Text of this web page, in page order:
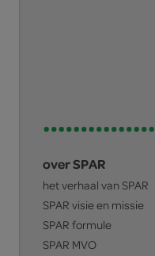
over SPAR
het verhaal van SPAR
SPAR visie en missie
SPAR formule
SPAR MVO